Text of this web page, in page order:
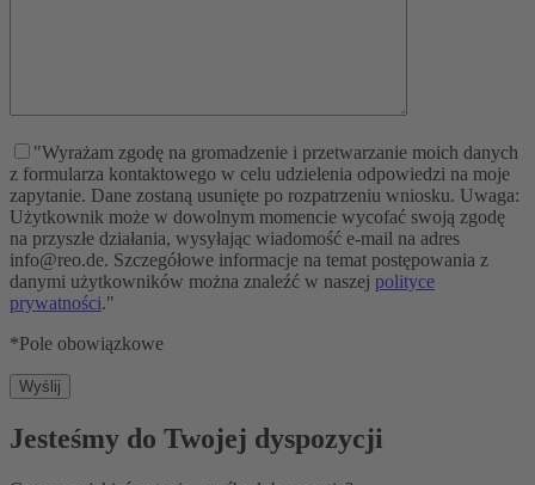
"Wyrażam zgodę na gromadzenie i przetwarzanie moich danych
z formularza kontaktowego w celu udzielenia odpowiedzi na moje
zapytanie. Dane zostaną usunięte po rozpatrzeniu wniosku. Uwaga:
Użytkownik może w dowolnym momencie wycofać swoją zgodę
na przyszłe działania, wysyłając wiadomość e-mail na adres
info@reo.de. Szczegółowe informacje na temat postępowania z
danymi użytkowników można znaleźć w naszej polityce
prywatności."
*Pole obowiązkowe
Jesteśmy do Twojej dyspozycji